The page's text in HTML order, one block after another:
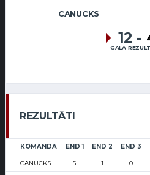
CANUCKS
12 -
GALA
REZULTĀTI
KOMANDA END 1 END 2 END 3
CANUCKS 5 1 0